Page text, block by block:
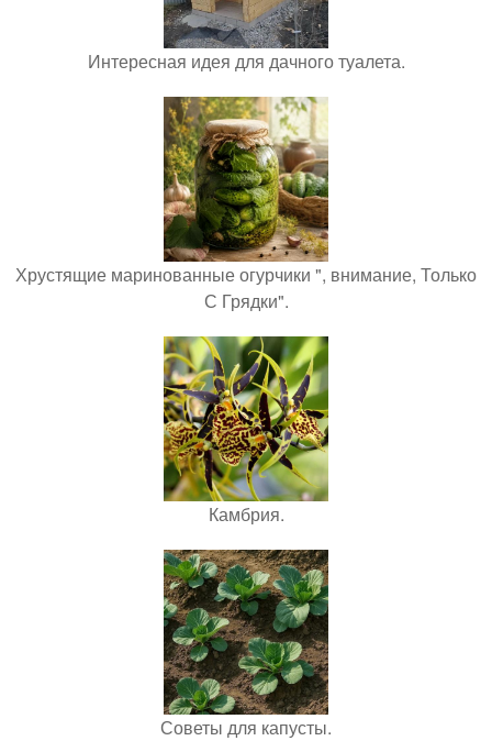
Интересная идея для дачного туалета.
Хрустящие маринованные огурчики ", внимание, Только
С Грядки".
Камбрия.
Советы для капусты.